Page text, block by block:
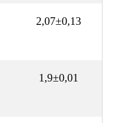
2,07±0,13
1,9±0,01